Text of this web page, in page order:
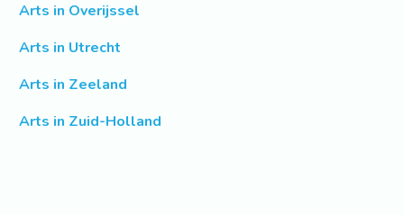
Arts in Overijssel
Arts in Utrecht
Arts in Zeeland
Arts in Zuid-Holland